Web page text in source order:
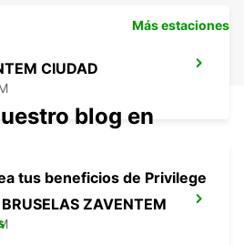
CIUDAD
ZAVENTEM
Más estaciones
blog en
tus beneficios de Privilege